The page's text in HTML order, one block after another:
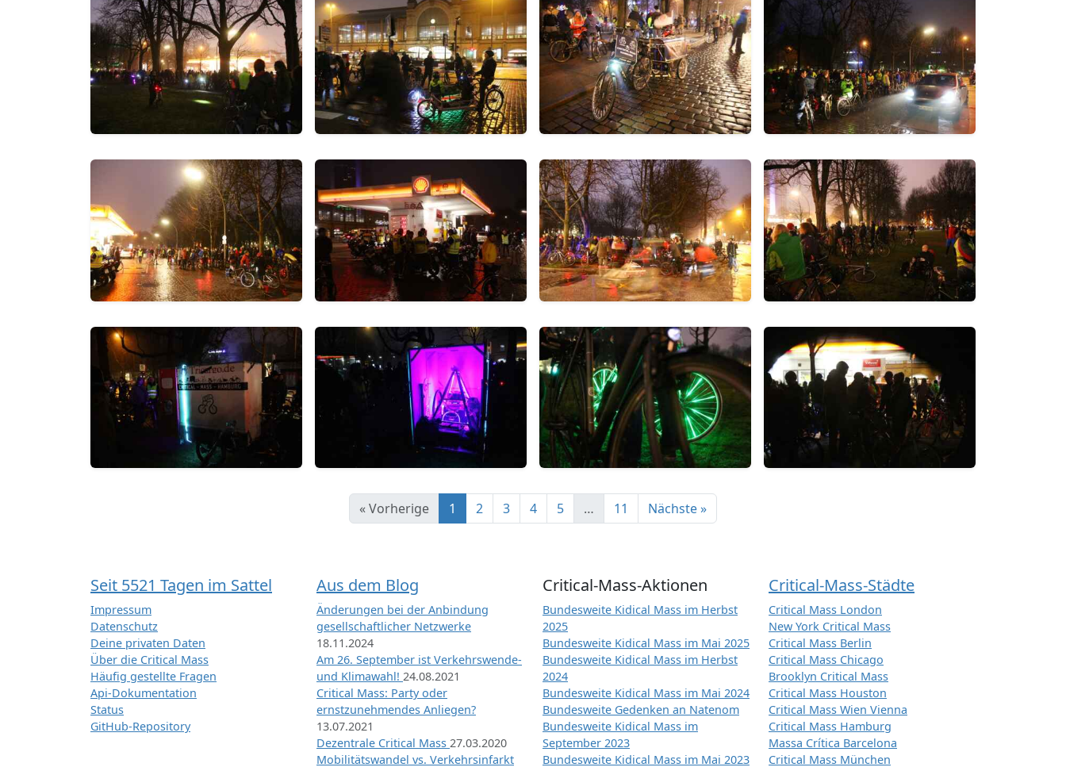
« Vorherige 1 2 3 4 5 … 11 Nächste »
Seit 5521 Tagen im Sattel
Impressum
Datenschutz
Deine privaten Daten
Über die Critical Mass
Häufig gestellte Fragen
Api-Dokumentation
Status
GitHub-Repository
Aus dem Blog
Änderungen bei der Anbindung
gesellschaftlicher Netzwerke
18.11.2024
Am 26. September ist Verkehrswende-
und Klimawahl! 24.08.2021
Critical Mass: Party oder
ernstzunehmendes Anliegen?
13.07.2021
Dezentrale Critical Mass 27.03.2020
Mobilitätswandel vs. Verkehrsinfarkt
Critical-Mass-Aktionen
Bundesweite Kidical Mass im Herbst
2025
Bundesweite Kidical Mass im Mai 2025
Bundesweite Kidical Mass im Herbst
2024
Bundesweite Kidical Mass im Mai 2024
Bundesweite Gedenken an Natenom
Bundesweite Kidical Mass im
September 2023
Bundesweite Kidical Mass im Mai 2023
Critical-Mass-Städte
Critical Mass London
New York Critical Mass
Critical Mass Berlin
Critical Mass Chicago
Brooklyn Critical Mass
Critical Mass Houston
Critical Mass Wien Vienna
Critical Mass Hamburg
Massa Crítica Barcelona
Critical Mass München